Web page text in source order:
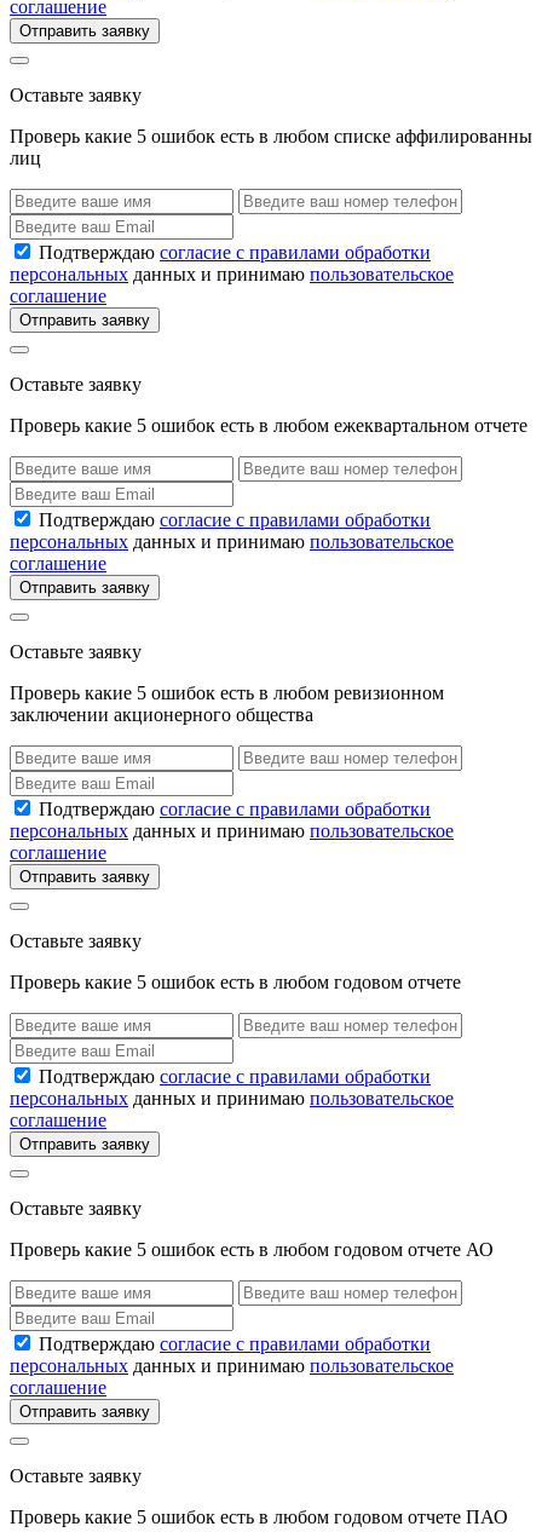
соглашение
Отправить заявку
Оставьте заявку
Проверь какие 5 ошибок есть в любом списке аффилированны
лиц
Подтверждаю согласие с правилами обработки
персональных данных и принимаю пользовательское
соглашение
Отправить заявку
Оставьте заявку
Проверь какие 5 ошибок есть в любом ежеквартальном отчете
Подтверждаю согласие с правилами обработки
персональных данных и принимаю пользовательское
соглашение
Отправить заявку
Оставьте заявку
Проверь какие 5 ошибок есть в любом ревизионном
заключении акционерного общества
Подтверждаю согласие с правилами обработки
персональных данных и принимаю пользовательское
соглашение
Отправить заявку
Оставьте заявку
Проверь какие 5 ошибок есть в любом годовом отчете
Подтверждаю согласие с правилами обработки
персональных данных и принимаю пользовательское
соглашение
Отправить заявку
Оставьте заявку
Проверь какие 5 ошибок есть в любом годовом отчете АО
Подтверждаю согласие с правилами обработки
персональных данных и принимаю пользовательское
соглашение
Отправить заявку
Оставьте заявку
Проверь какие 5 ошибок есть в любом годовом отчете ПАО